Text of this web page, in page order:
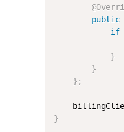
public
if
}
}
} ;
}